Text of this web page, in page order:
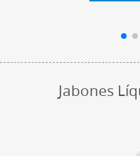
Jabones